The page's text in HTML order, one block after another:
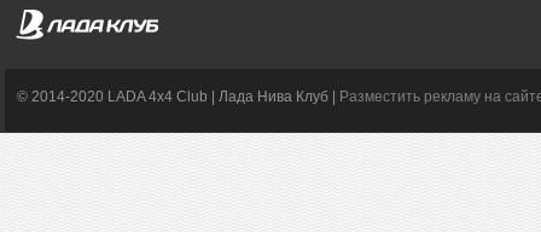
© 2014-2020 LADA 4x4 Club | Лада Нива Клуб | Разместить рекламу на